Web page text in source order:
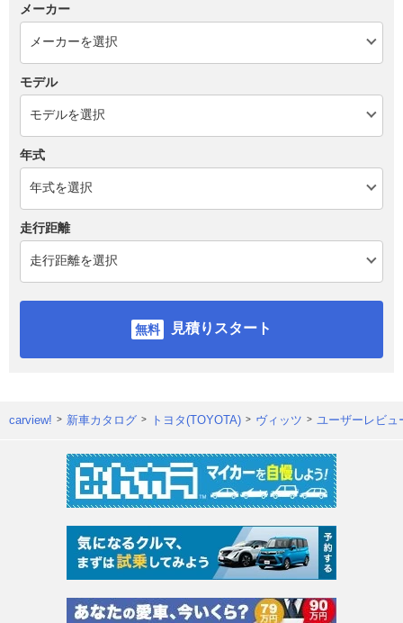
メーカー
モデル
年式
走行距離
見積りスタート
carview! 新車カタログ トヨタ(TOYOTA) ヴィッツ ユーザーレビュ